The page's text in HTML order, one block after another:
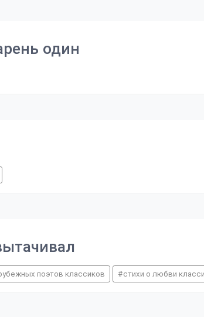
один
поэтов классиков стихи о любви